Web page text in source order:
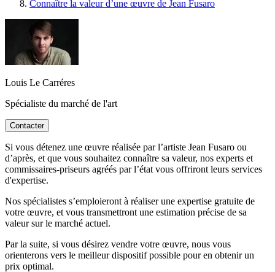
Connaître la valeur d’une œuvre de Jean Fusaro
Louis Le Carréres
Spécialiste du marché de l'art
Contacter
Si vous détenez une œuvre réalisée par l’artiste Jean Fusaro ou
d’après, et que vous souhaitez connaître sa valeur, nos experts et
commissaires-priseurs agréés par l’état vous offriront leurs services
d'expertise.
Nos spécialistes s’emploieront à réaliser une expertise gratuite de
votre œuvre, et vous transmettront une estimation précise de sa
valeur sur le marché actuel.
Par la suite, si vous désirez vendre votre œuvre, nous vous
orienterons vers le meilleur dispositif possible pour en obtenir un
prix optimal.